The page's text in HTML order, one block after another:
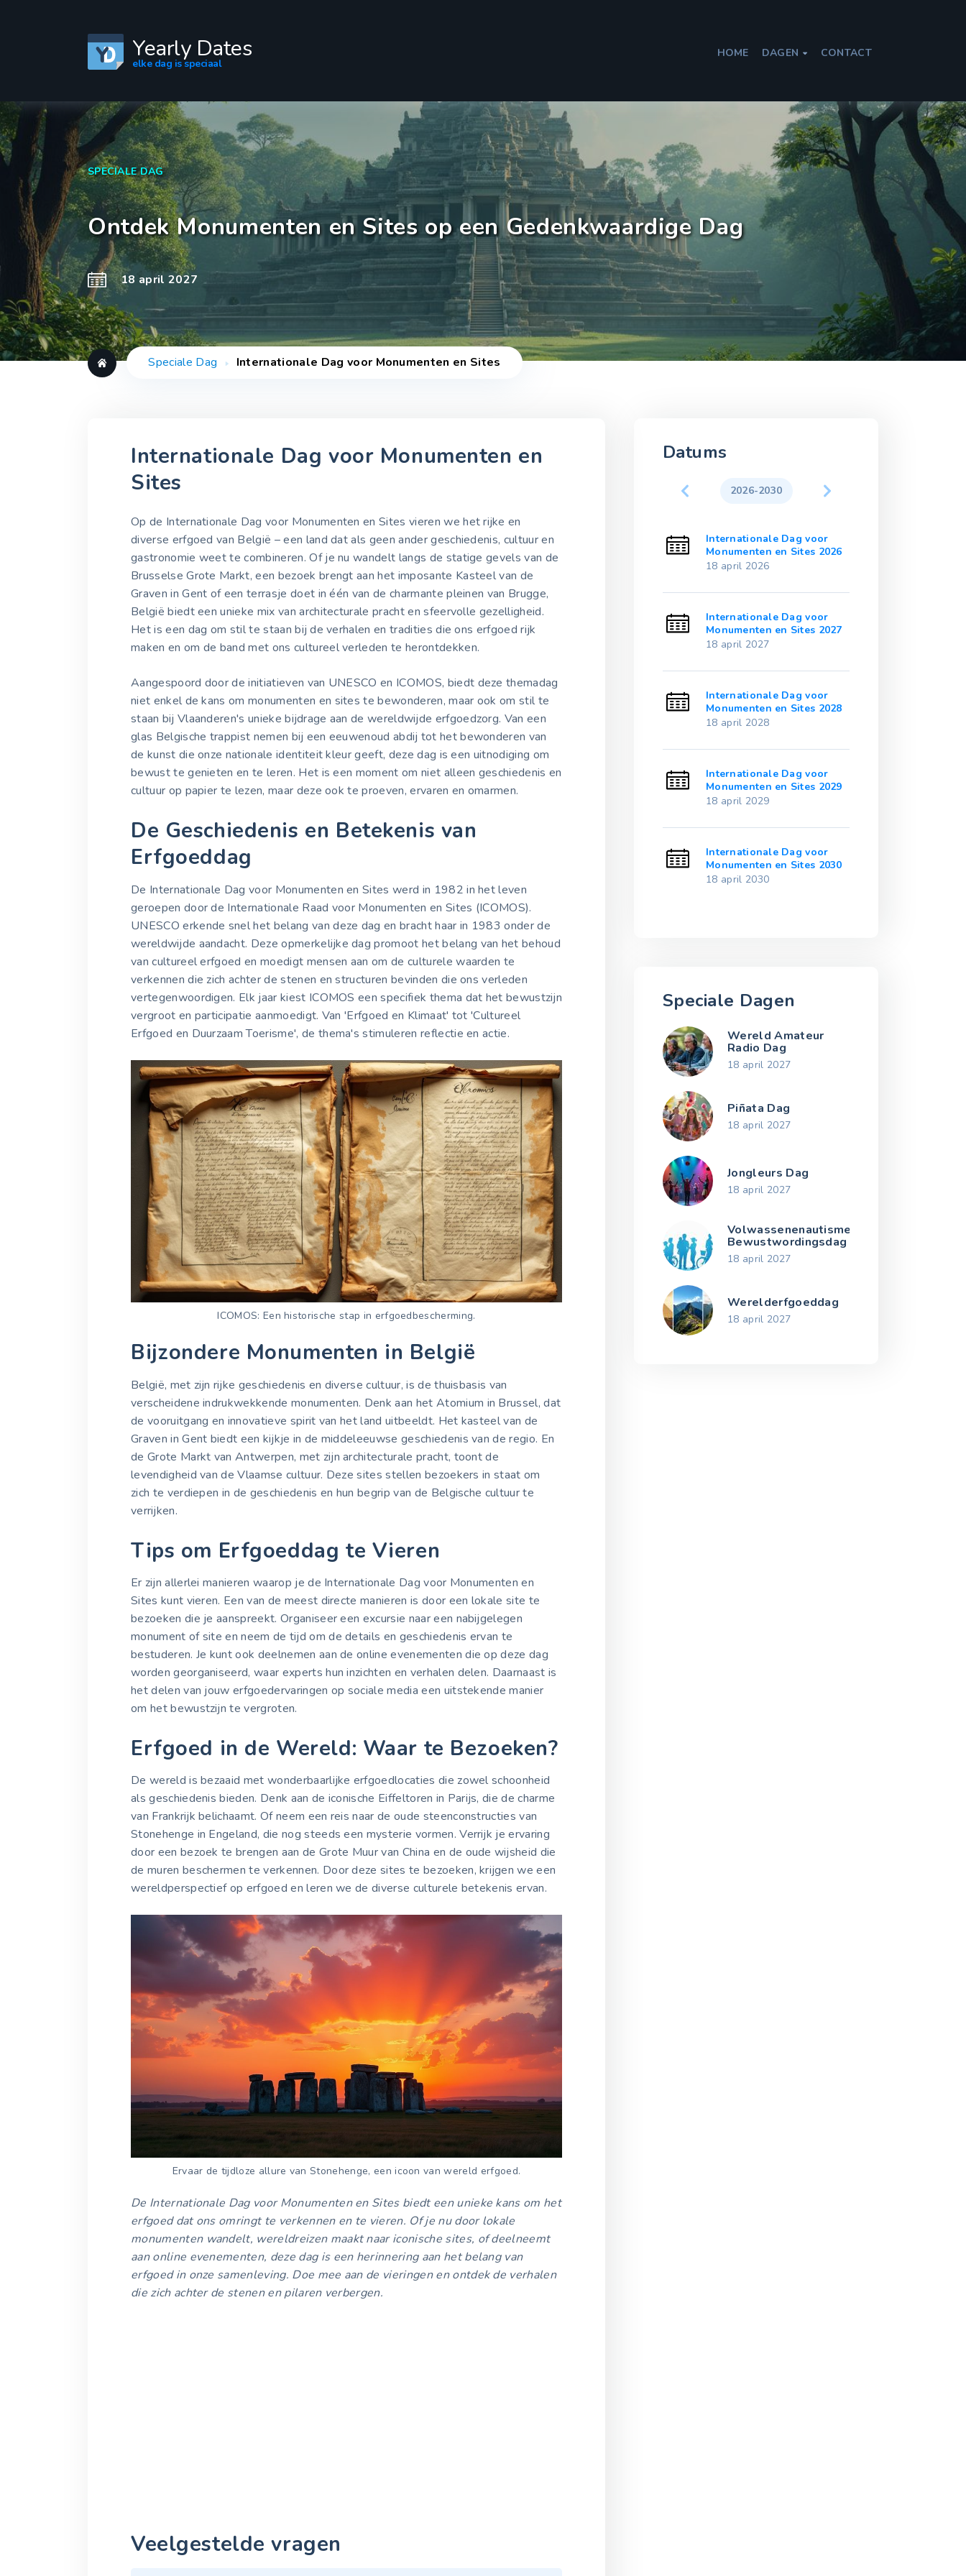
Yearly Dates
elke dag is speciaal
HOME DAGEN  CONTACT
SPECIALE DAG
Ontdek Monumenten en Sites op een Gedenkwaardige Dag
18 april 2027
Speciale Dag Internationale Dag voor Monumenten en Sites
Internationale Dag voor Monumenten en
Sites
Op de Internationale Dag voor Monumenten en Sites vieren we het rijke en
diverse erfgoed van België – een land dat als geen ander geschiedenis, cultuur en
gastronomie weet te combineren. Of je nu wandelt langs de statige gevels van de
Brusselse Grote Markt, een bezoek brengt aan het imposante Kasteel van de
Graven in Gent of een terrasje doet in één van de charmante pleinen van Brugge,
België biedt een unieke mix van architecturale pracht en sfeervolle gezelligheid.
Het is een dag om stil te staan bij de verhalen en tradities die ons erfgoed rijk
maken en om de band met ons cultureel verleden te herontdekken.
Aangespoord door de initiatieven van UNESCO en ICOMOS, biedt deze themadag
niet enkel de kans om monumenten en sites te bewonderen, maar ook om stil te
staan bij Vlaanderen's unieke bijdrage aan de wereldwijde erfgoedzorg. Van een
glas Belgische trappist nemen bij een eeuwenoud abdij tot het bewonderen van
de kunst die onze nationale identiteit kleur geeft, deze dag is een uitnodiging om
bewust te genieten en te leren. Het is een moment om niet alleen geschiedenis en
cultuur op papier te lezen, maar deze ook te proeven, ervaren en omarmen.
De Geschiedenis en Betekenis van
Erfgoeddag
De Internationale Dag voor Monumenten en Sites werd in 1982 in het leven
geroepen door de Internationale Raad voor Monumenten en Sites (ICOMOS).
UNESCO erkende snel het belang van deze dag en bracht haar in 1983 onder de
wereldwijde aandacht. Deze opmerkelijke dag promoot het belang van het behoud
van cultureel erfgoed en moedigt mensen aan om de culturele waarden te
verkennen die zich achter de stenen en structuren bevinden die ons verleden
vertegenwoordigen. Elk jaar kiest ICOMOS een specifiek thema dat het bewustzijn
vergroot en participatie aanmoedigt. Van 'Erfgoed en Klimaat' tot 'Cultureel
Erfgoed en Duurzaam Toerisme', de thema's stimuleren reflectie en actie.
ICOMOS: Een historische stap in erfgoedbescherming.
Bijzondere Monumenten in België
België, met zijn rijke geschiedenis en diverse cultuur, is de thuisbasis van
verscheidene indrukwekkende monumenten. Denk aan het Atomium in Brussel, dat
de vooruitgang en innovatieve spirit van het land uitbeeldt. Het kasteel van de
Graven in Gent biedt een kijkje in de middeleeuwse geschiedenis van de regio. En
de Grote Markt van Antwerpen, met zijn architecturale pracht, toont de
levendigheid van de Vlaamse cultuur. Deze sites stellen bezoekers in staat om
zich te verdiepen in de geschiedenis en hun begrip van de Belgische cultuur te
verrijken.
Tips om Erfgoeddag te Vieren
Er zijn allerlei manieren waarop je de Internationale Dag voor Monumenten en
Sites kunt vieren. Een van de meest directe manieren is door een lokale site te
bezoeken die je aanspreekt. Organiseer een excursie naar een nabijgelegen
monument of site en neem de tijd om de details en geschiedenis ervan te
bestuderen. Je kunt ook deelnemen aan de online evenementen die op deze dag
worden georganiseerd, waar experts hun inzichten en verhalen delen. Daarnaast is
het delen van jouw erfgoedervaringen op sociale media een uitstekende manier
om het bewustzijn te vergroten.
Erfgoed in de Wereld: Waar te Bezoeken?
De wereld is bezaaid met wonderbaarlijke erfgoedlocaties die zowel schoonheid
als geschiedenis bieden. Denk aan de iconische Eiffeltoren in Parijs, die de charme
van Frankrijk belichaamt. Of neem een reis naar de oude steenconstructies van
Stonehenge in Engeland, die nog steeds een mysterie vormen. Verrijk je ervaring
door een bezoek te brengen aan de Grote Muur van China en de oude wijsheid die
de muren beschermen te verkennen. Door deze sites te bezoeken, krijgen we een
wereldperspectief op erfgoed en leren we de diverse culturele betekenis ervan.
Ervaar de tijdloze allure van Stonehenge, een icoon van wereld erfgoed.
De Internationale Dag voor Monumenten en Sites biedt een unieke kans om het
erfgoed dat ons omringt te verkennen en te vieren. Of je nu door lokale
monumenten wandelt, wereldreizen maakt naar iconische sites, of deelneemt
aan online evenementen, deze dag is een herinnering aan het belang van
erfgoed in onze samenleving. Doe mee aan de vieringen en ontdek de verhalen
die zich achter de stenen en pilaren verbergen.
Veelgestelde vragen
Datums
Internationale Dag voor
Monumenten en Sites 2021
18 april 2021
Internationale Dag voor
Monumenten en Sites 2022
Internationale Dag voor
Monumenten en Sites 2023
18 april 2023
Internationale Dag voor
2026-2030
Internationale Dag voor
Monumenten en Sites 2026
18 april 2026
Internationale Dag voor
Monumenten en Sites 2027
18 april 2027
Internationale Dag voor
Monumenten en Sites 2028
18 april 2028
Internationale Dag voor
Monumenten en Sites 2029
18 april 2029
Internationale Dag voor
Monumenten en Sites 2030
18 april 2030
Speciale Dagen
Wereld Amateur
Radio Dag
18 april 2027
Piñata Dag
18 april 2027
Jongleurs Dag
18 april 2027
Volwassenenautisme
Bewustwordingsdag
18 april 2027
Werelderfgoeddag
18 april 2027